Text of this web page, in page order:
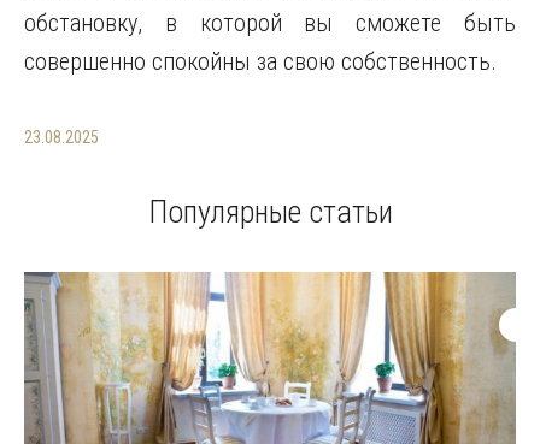
обстановку, в которой вы сможете быть
совершенно спокойны за свою собственность.
23.08.2025
Популярные статьи